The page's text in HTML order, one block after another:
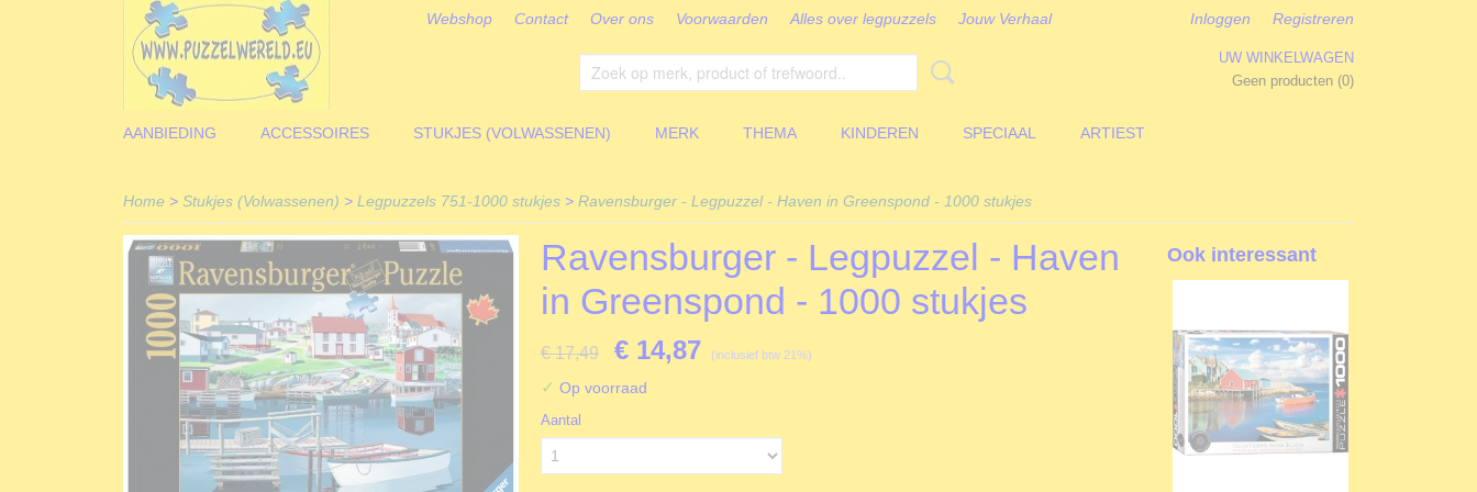
Webshop Contact Over ons Voorwaarden Alles over legpuzzels Jouw Verhaal Inloggen Registreren
UW WINKELWAGEN
Geen producten (0)
AANBIEDING ACCESSOIRES STUKJES (VOLWASSENEN) MERK THEMA KINDEREN SPECIAAL ARTIEST
Home > Stukjes (Volwassenen) > Legpuzzels 751-1000 stukjes > Ravensburger - Legpuzzel - Haven in Greenspond - 1000 stukjes
Ravensburger - Legpuzzel - Haven
in Greenspond - 1000 stukjes
€ 17,49 € 14,87 (inclusief btw 21%)
✓ Op voorraad
Aantal
Ook interessant